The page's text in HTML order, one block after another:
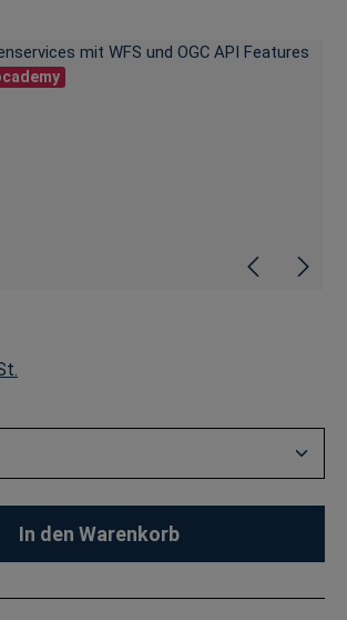
Gib den gewünschten Wert ein
In den Warenkorb